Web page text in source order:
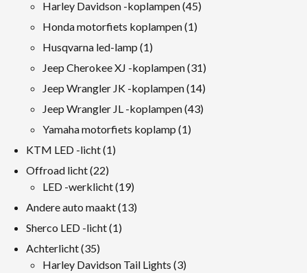
Harley Davidson -koplampen 4545
Honda motorfiets koplampen 11
Husqvarna led-lamp 11
product
Jeep Cherokee XJ -koplampen 3131
producten
Jeep Wrangler JK -koplampen 1414
producten
Jeep Wrangler JL -koplampen 4343
Yamaha motorfiets koplamp 11
KTM LED -licht 11
Offroad licht 2222
producten
LED -werklicht 1919
producten
Andere auto maakt 1313
Sherco LED -licht 11
Achterlicht 3535
producten
Harley Davidson Tail Lights 33